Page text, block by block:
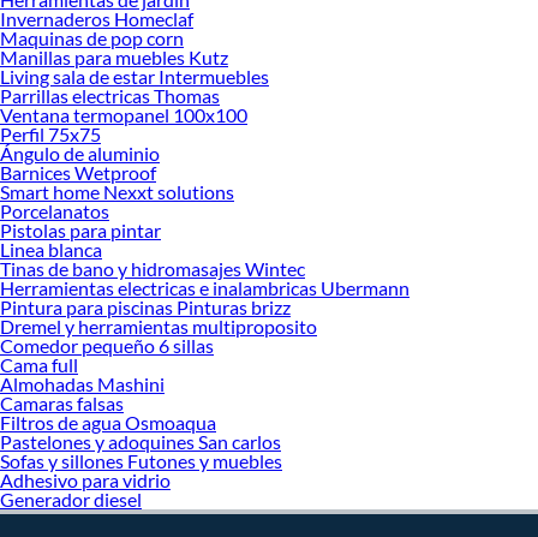
Invernaderos Homeclaf
Maquinas de pop corn
Manillas para muebles Kutz
Living sala de estar Intermuebles
Parrillas electricas Thomas
Ventana termopanel 100x100
Perfil 75x75
Ángulo de aluminio
Barnices Wetproof
Smart home Nexxt solutions
Porcelanatos
Pistolas para pintar
Linea blanca
Tinas de bano y hidromasajes Wintec
Herramientas electricas e inalambricas Ubermann
Pintura para piscinas Pinturas brizz
Dremel y herramientas multiproposito
Comedor pequeño 6 sillas
Cama full
Almohadas Mashini
Camaras falsas
Filtros de agua Osmoaqua
Pastelones y adoquines San carlos
Sofas y sillones Futones y muebles
Adhesivo para vidrio
Generador diesel